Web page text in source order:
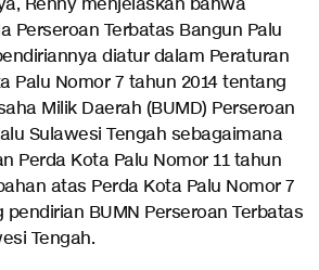
Renny menjelaskan bahwa
Perseroan Terbatas Bangun Palu
diatur dalam Peraturan
Palu Nomor 7 tahun 2014 tentang
Milik Daerah (BUMD) Perseroan
Sulawesi Tengah sebagaimana
Perda Kota Palu Nomor 11 tahun
atas Perda Kota Palu Nomor 7
BUMN Perseroan Terbatas
Tengah.